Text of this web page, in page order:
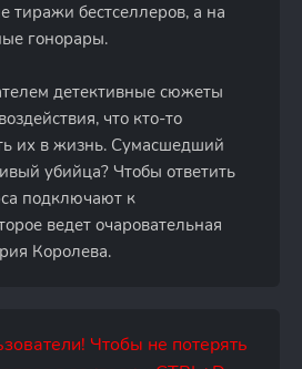
тиражи бестселлеров, а на
гонорары.
детективные сюжеты
что кто-то
их в жизнь. Сумасшедший
убийца? Чтобы ответить
подключают к
ведет очаровательная
Королева.
Чтобы не потерять